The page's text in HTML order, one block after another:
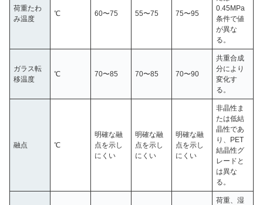
荷重たわ
み温度
℃ 60〜75 55〜75 75〜95
0.45MPa
条件で値
が異な
る。
ガラス転
移温度
℃ 70〜85 70〜85 70〜90
共重合成
分により
変化す
る。
融点 ℃
明確な融
点を示し
にくい
明確な融
点を示し
にくい
明確な融
点を示し
にくい
非晶性ま
たは低結
晶性であ
り、PET
結晶性グ
レードと
は異な
る。
荷重、湿